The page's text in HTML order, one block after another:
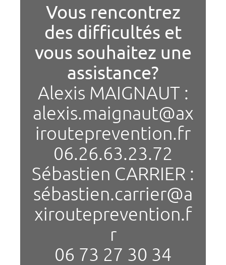
Vous rencontrez
des difficultés et
vous souhaitez une
assistance?
Alexis MAIGNAUT :
alexis.maignaut@ax
irouteprevention.fr
06.26.63.23.72
Sébastien CARRIER :
sébastien.carrier@a
xirouteprevention.f
r
06 73 27 30 34